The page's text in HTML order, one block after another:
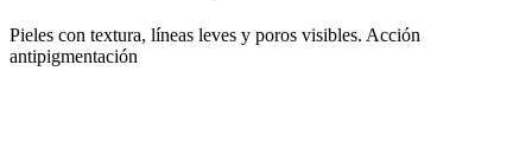
Pieles con textura, líneas leves y poros visibles. Acción
antipigmentación